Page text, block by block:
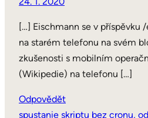
[…] Eischmann se v příspěvku
na starém telefonu na svém
zkušenosti s mobilním
(Wikipedie) na telefonu […]
Odpovědět
spustanie skriptu bez cronu,